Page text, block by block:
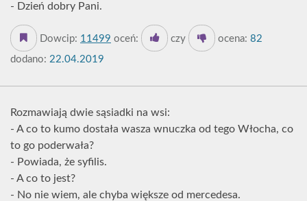
- Dzień dobry Pani.
Dowcip: 11499 oceń: czy ocena: 82
dodano: 22.04.2019
Rozmawiają dwie sąsiadki na wsi:
- A co to kumo dostała wasza wnuczka od tego Włocha, co
to go poderwała?
- Powiada, że syfilis.
- A co to jest?
- No nie wiem, ale chyba większe od mercedesa.